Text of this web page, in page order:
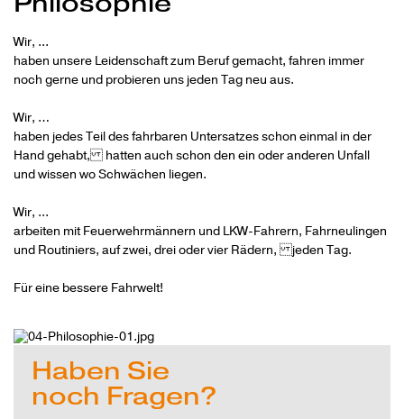
Wir, ...
haben unsere Leidenschaft zum Beruf gemacht, fahren immer
noch gerne und probieren uns jeden Tag neu aus.
Wir, …
haben jedes Teil des fahrbaren Untersatzes schon einmal in der
Hand gehabt, hatten auch schon den ein oder anderen Unfall
und wissen wo Schwächen liegen.
Wir, ...
arbeiten mit Feuerwehrmännern und LKW-Fahrern, Fahrneulingen
und Routiniers, auf zwei, drei oder vier Rädern, jeden Tag.
Für eine bessere Fahrwelt!
Haben Sie
noch Fragen?